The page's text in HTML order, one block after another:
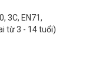
3C, EN71,
từ 3 - 14 tuổi)